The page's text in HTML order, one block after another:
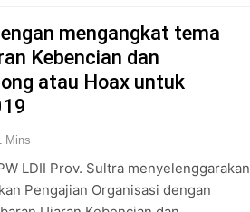
mengangkat tema
Kebencian dan
atau Hoax untuk
Mins
LDII Prov. Sultra menyelenggarakan
Pengajian Organisasi dengan